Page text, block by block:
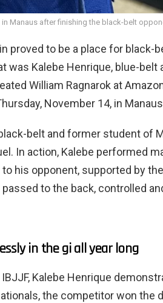
Manaus after finishing the black-belt
proved to be a place for black-
Kalebe Henrique, blue-belt
William Ragnarok at
November 14, in
belt and former student of
In action, Kalebe performed
his opponent, supported by
to the back, controlled
in the gi all year long
Kalebe Henrique
the competitor won the